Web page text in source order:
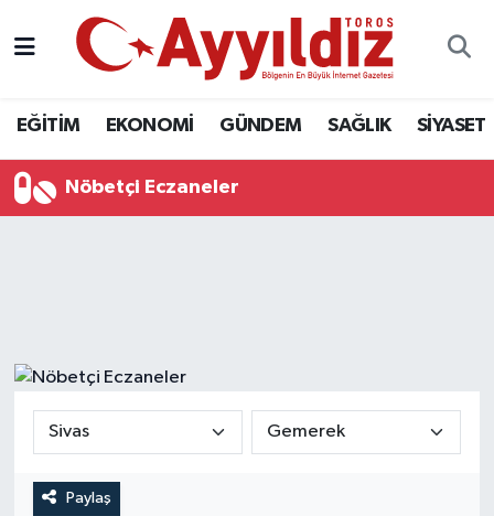
EĞİTİM EKONOMİ GÜNDEM SAĞLIK SİYASET
Nöbetçi Eczaneler
Paylaş